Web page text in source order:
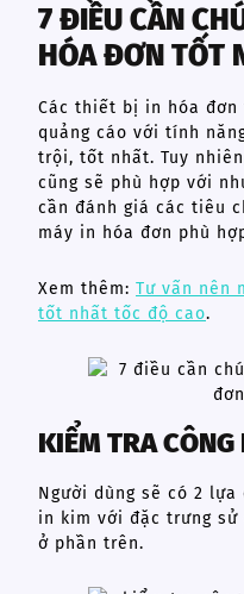
7 ĐIỀU CẦN
HÓA ĐƠN TỐT
Các thiết bị in hóa
quảng cáo với tính
trội, tốt nhất. Tuy
cũng sẽ phù hợp với
cần đánh giá các tiêu
máy in hóa đơn phù
Xem thêm: Tư vấn nên
tốt nhất tốc độ cao.
KIỂM TRA
Người dùng sẽ có 2
in kim với đặc trưng sử
ở phần trên.